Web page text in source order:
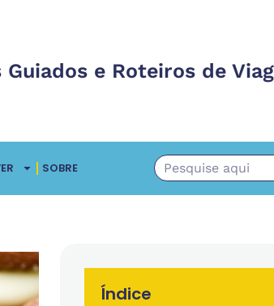
Guiados e Roteiros de
SOBRE
Índice